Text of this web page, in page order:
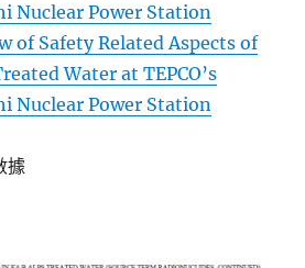
Nuclear Power Station
of Safety Related Aspects of
Water at TEPCO’s
Nuclear Power Station
據